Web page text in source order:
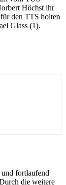
Höchst ihr
den TTS holten
Glass (1).
fortlaufend
die weitere